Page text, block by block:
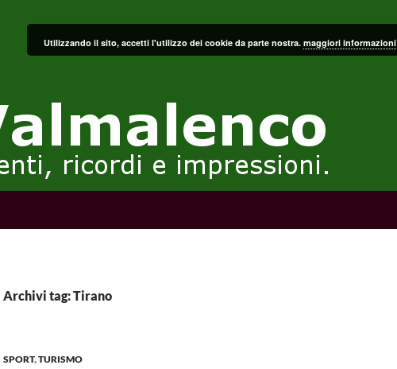
Archivi tag: Tirano
SPORT,TURISMO
Utilizzando il sito, accetti l'utilizzo dei cookie da parte nostra. maggiori informazioni